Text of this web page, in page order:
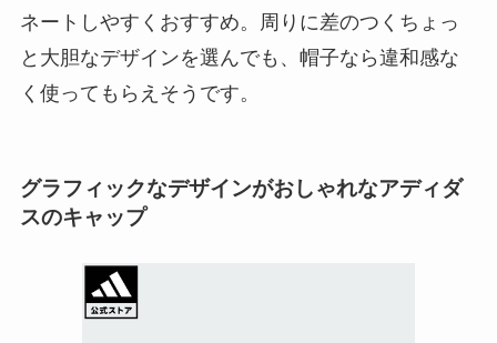
ネートしやすくおすすめ。周りに差のつくちょっ
と大胆なデザインを選んでも、帽子なら違和感な
く使ってもらえそうです。
グラフィックなデザインがおしゃれなアディダ
スのキャップ